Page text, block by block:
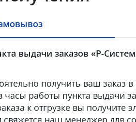
выдачи заказов «Р-
получить ваш заказ
часы работы пункта выдачи
к отгрузке вы получите
наш менеджер для